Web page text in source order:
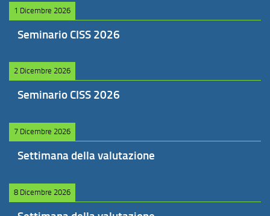
1 Dicembre 2026
Seminario CISS 2026
2 Dicembre 2026
Seminario CISS 2026
7 Dicembre 2026
Settimana della valutazione
8 Dicembre 2026